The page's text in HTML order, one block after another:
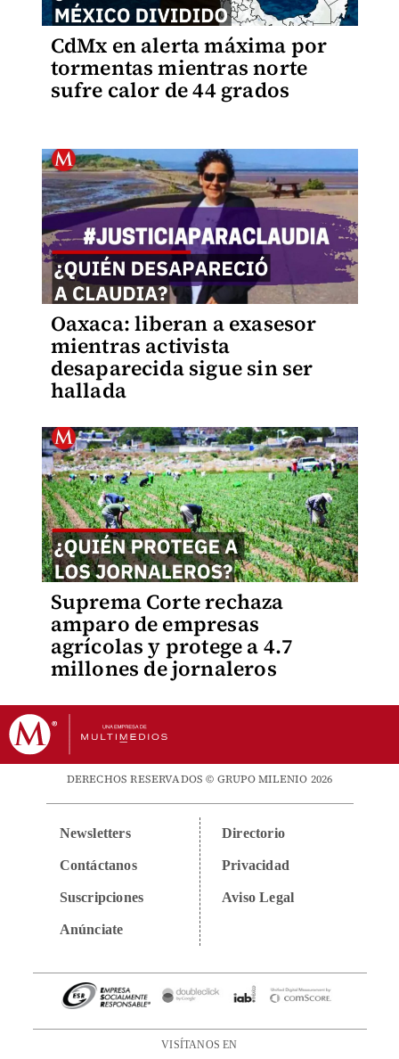
CdMx en alerta máxima por
tormentas mientras norte
sufre calor de 44 grados
Oaxaca: liberan a exasesor
mientras activista
desaparecida sigue sin ser
hallada
Suprema Corte rechaza
amparo de empresas
agrícolas y protege a 4.7
millones de jornaleros
DERECHOS RESERVADOS © GRUPO MILENIO 2026
Newsletters
Contáctanos
Suscripciones
Anúnciate
Directorio
Privacidad
Aviso Legal
VISÍTANOS EN